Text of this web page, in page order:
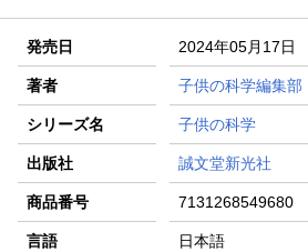
発売日 2024年05月17日
著者 子供の科学編集部
シリーズ名 子供の科学
出版社 誠文堂新光社
商品番号 7131268549680
言語 日本語